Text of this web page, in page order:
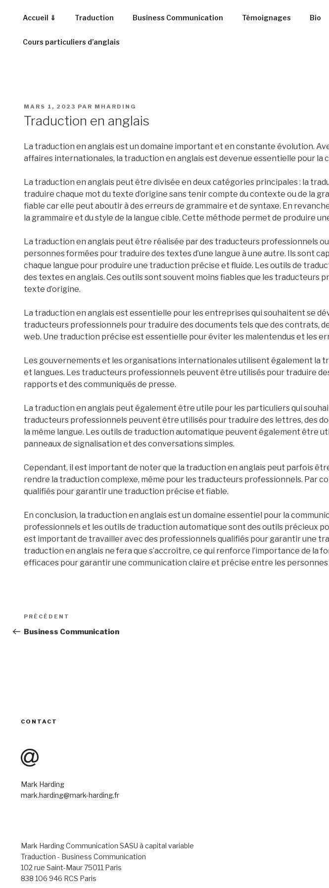
principal
Accueil ⇓ Traduction Business Communication Témoignages Bio
Cours particuliers d’anglais
PUBLIÉ
MARS 1, 2023 PAR MHARDING
Traduction en anglais
La traduction en anglais est un domaine important et en constante évolution.
affaires internationales, la traduction en anglais est devenue essentielle pour
La traduction en anglais peut être divisée en deux catégories principales : la
traduire chaque mot du texte d’origine sans tenir compte du contexte ou de la
fiable car elle peut aboutir à des erreurs de grammaire et de syntaxe. En
la grammaire et du style de la langue cible. Cette méthode permet de produire
La traduction en anglais peut être réalisée par des traducteurs professionnels
personnes formées pour traduire des textes d’une langue à une autre. Ils sont
chaque langue pour produire une traduction précise et fluide. Les outils de
des textes en anglais. Ces outils sont souvent moins fiables que les
texte d’origine.
La traduction en anglais est essentielle pour les entreprises qui souhaitent se
traducteurs professionnels pour traduire des documents tels que des contrats,
web. Une traduction précise est essentielle pour éviter les malentendus et les
Les gouvernements et les organisations internationales utilisent également la
et langues. Les traducteurs professionnels peuvent être utilisés pour traduire
rapports et des communiqués de presse.
La traduction en anglais peut également être utile pour les particuliers qui
traducteurs professionnels peuvent être utilisés pour traduire des lettres, des
la même langue. Les outils de traduction automatique peuvent également être
panneaux de signalisation et des conversations simples.
Cependant, il est important de noter que la traduction en anglais peut parfois
rendre la traduction complexe, même pour les traducteurs professionnels. Par
qualifiés pour garantir une traduction précise et fiable.
En conclusion, la traduction en anglais est un domaine essentiel pour la
professionnels et les outils de traduction automatique sont des outils précieux
est important de travailler avec des professionnels qualifiés pour garantir une
traduction en anglais ne fera que s’accroître, ce qui renforce l’importance de
efficaces pour garantir une communication claire et précise entre les
Navigation
de
Article
précédent
PRÉCÉDENT
Business Communication
CONTACT
Mark Harding
mark.harding@mark-harding.fr
Mark Harding Communication SASU à capital variable
Traduction - Business Communication
102 rue Saint-Maur 75011 Paris
838 106 946 RCS Paris